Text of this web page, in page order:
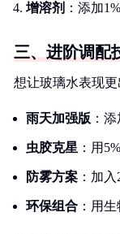
增溶剂 ：添加
三、进阶调配
想让玻璃水表现更
雨天加强版 ：
虫胶克星 ：用
防雾方案 ：加
环保组合 ：用